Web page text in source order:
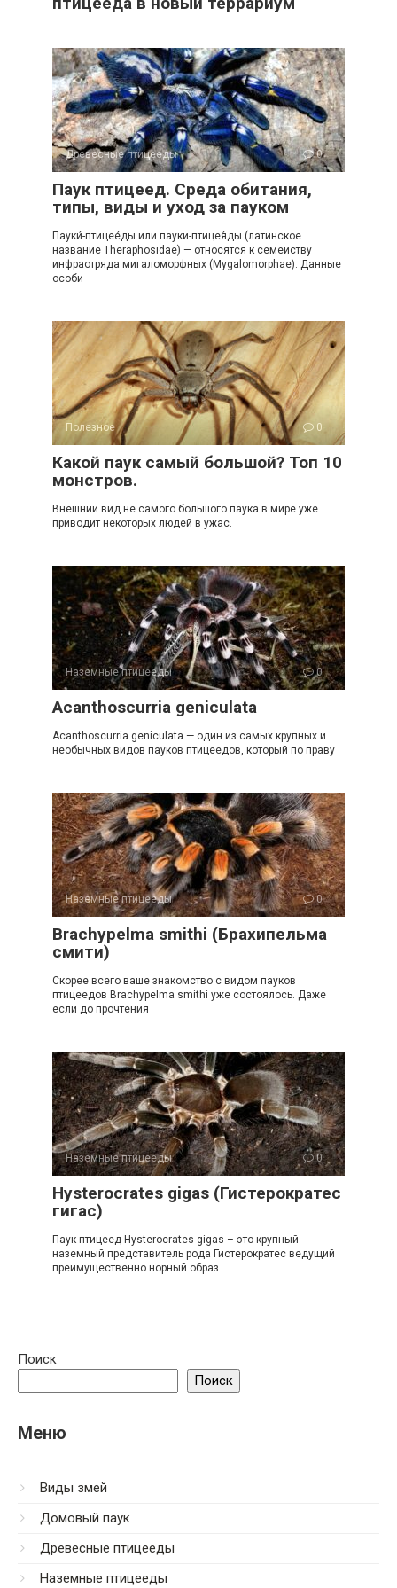
Древесные птицееды 0
Паук птицеед. Среда обитания,
типы, виды и уход за пауком
Пауки́-птицее́ды или пауки-птицея́ды (латинское
название Theraphosidae) — относятся к семейству
инфраотряда мигаломорфных (Mygalomorphae). Данные
особи
Полезное 0
Какой паук самый большой? Топ 10
монстров.
Внешний вид не самого большого паука в мире уже
приводит некоторых людей в ужас.
Наземные птицееды 0
Acanthoscurria geniculata
Acanthoscurria geniculata — один из самых крупных и
необычных видов пауков птицеедов, который по праву
Наземные птицееды 0
Brachypelma smithi (Брахипельма
смити)
Скорее всего ваше знакомство с видом пауков
птицеедов Brachypelma smithi уже состоялось. Даже
если до прочтения
Наземные птицееды 0
Hysterocrates gigas (Гистерократес
гигас)
Паук-птицеед Hysterocrates gigas – это крупный
наземный представитель рода Гистерократес ведущий
преимущественно норный образ
Поиск
Поиск
Меню
Виды змей
Домовый паук
Древесные птицееды
Наземные птицееды